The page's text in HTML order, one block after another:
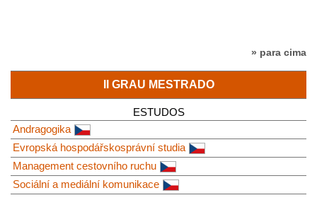
» para cima
II GRAU MESTRADO
ESTUDOS
Andragogika
Evropská hospodářskosprávní studia
Management cestovního ruchu
Sociální a mediální komunikace